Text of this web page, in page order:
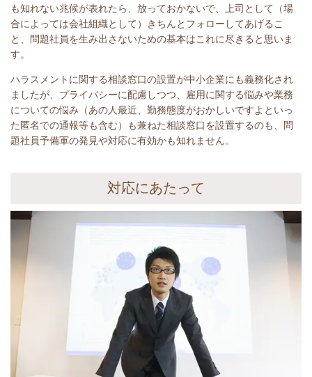
も知れない兆候が表れたら、放っておかないで、上司として（場
合によっては会社組織として）きちんとフォローしてあげるこ
と、問題社員を生み出さないための基本はこれに尽きると思いま
す。
ハラスメントに関する相談窓口の設置が中小企業にも義務化され
ましたが、プライバシーに配慮しつつ、雇用に関する悩みや業務
についての悩み（あの人最近、勤務態度がおかしいですよといっ
た匿名での通報等も含む）も兼ねた相談窓口を設置するのも、問
題社員予備軍の発見や対応に有効かも知れません。
対応にあたって